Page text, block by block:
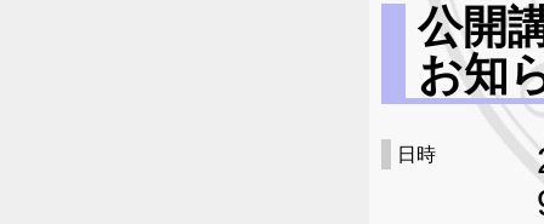
公開
お知
日時